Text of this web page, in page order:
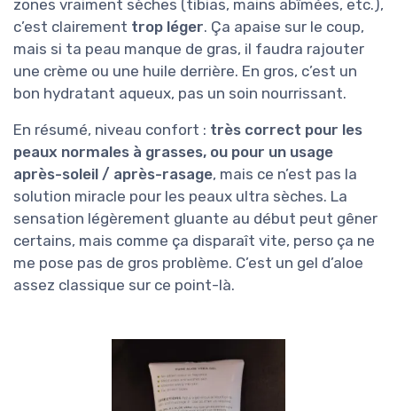
zones vraiment sèches (tibias, mains abîmées, etc.),
c’est clairement trop léger. Ça apaise sur le coup,
mais si ta peau manque de gras, il faudra rajouter
une crème ou une huile derrière. En gros, c’est un
bon hydratant aqueux, pas un soin nourrissant.
En résumé, niveau confort : très correct pour les
peaux normales à grasses, ou pour un usage
après-soleil / après-rasage, mais ce n’est pas la
solution miracle pour les peaux ultra sèches. La
sensation légèrement gluante au début peut gêner
certains, mais comme ça disparaît vite, perso ça ne
me pose pas de gros problème. C’est un gel d’aloe
assez classique sur ce point-là.